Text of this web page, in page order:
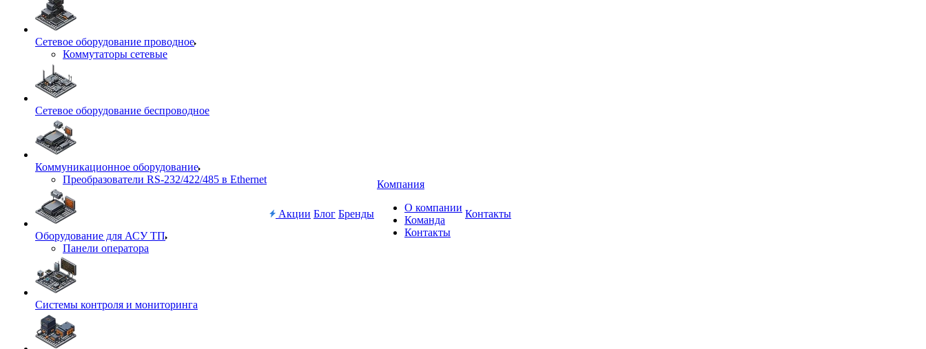
Сетевое оборудование проводное
Коммутаторы сетевые
Сетевое оборудование беспроводное
Коммуникационное оборудование
Преобразователи RS-232/422/485 в Ethernet
Оборудование для АСУ ТП
Панели оператора
Системы контроля и мониторинга
Акции Блог Бренды
Компания
О компании
Команда
Контакты
Контакты